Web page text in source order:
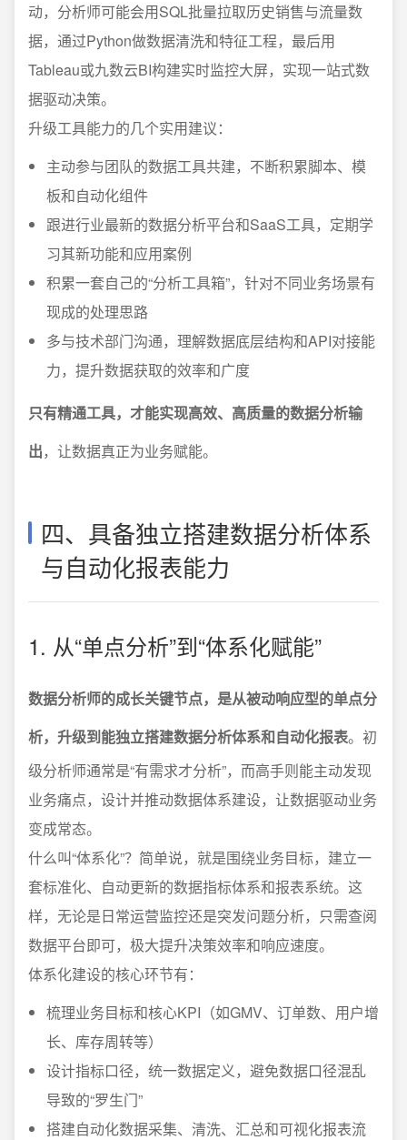
动，分析师可能会用SQL批量拉取历史销售与流量数
据，通过Python做数据清洗和特征工程，最后用
Tableau或九数云BI构建实时监控大屏，实现一站式数
据驱动决策。
升级工具能力的几个实用建议：
主动参与团队的数据工具共建，不断积累脚本、模
板和自动化组件
跟进行业最新的数据分析平台和SaaS工具，定期学
习其新功能和应用案例
积累一套自己的“分析工具箱”，针对不同业务场景有
现成的处理思路
多与技术部门沟通，理解数据底层结构和API对接能
力，提升数据获取的效率和广度
只有精通工具，才能实现高效、高质量的数据分析输
出，让数据真正为业务赋能。
四、具备独立搭建数据分析体系
与自动化报表能力
1. 从“单点分析”到“体系化赋能”
数据分析师的成长关键节点，是从被动响应型的单点分
析，升级到能独立搭建数据分析体系和自动化报表。初
级分析师通常是“有需求才分析”，而高手则能主动发现
业务痛点，设计并推动数据体系建设，让数据驱动业务
变成常态。
什么叫“体系化”？简单说，就是围绕业务目标，建立一
套标准化、自动更新的数据指标体系和报表系统。这
样，无论是日常运营监控还是突发问题分析，只需查阅
数据平台即可，极大提升决策效率和响应速度。
体系化建设的核心环节有：
梳理业务目标和核心KPI（如GMV、订单数、用户增
长、库存周转等）
设计指标口径，统一数据定义，避免数据口径混乱
导致的“罗生门”
搭建自动化数据采集、清洗、汇总和可视化报表流